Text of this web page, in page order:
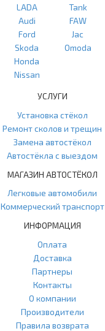
LADA
Audi
Ford
Skoda
Honda
Nissan
Tank
FAW
Jac
Omoda
УСЛУГИ
Установка стёкол
Ремонт сколов и трещин
Замена автостёкол
Автостёкла с выездом
МАГАЗИН АВТОСТЁКОЛ
Легковые автомобили
Коммерческий транспорт
ИНФОРМАЦИЯ
Оплата
Доставка
Партнеры
Контакты
О компании
Производители
Правила возврата